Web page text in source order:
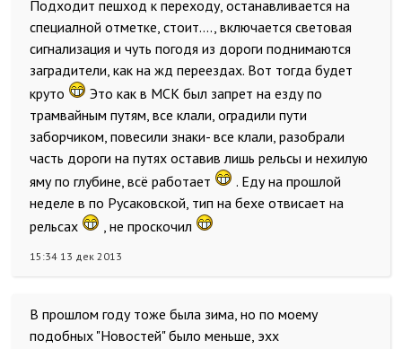
Подходит пешход к переходу, останавливается на
специалной отметке, стоит...., включается световая
сигнализация и чуть погодя из дороги поднимаются
заградители, как на жд переездах. Вот тогда будет
круто
Это как в МСК был запрет на езду по
трамвайным путям, все клали, оградили пути
заборчиком, повесили знаки- все клали, разобрали
часть дороги на путях оставив лишь рельсы и нехилую
яму по глубине, всё работает
. Еду на прошлой
неделе в по Русаковской, тип на бехе отвисает на
рельсах
, не проскочил
15:34 13 дек 2013
В прошлом году тоже была зима, но по моему
подобных "Новостей" было меньше, эхх